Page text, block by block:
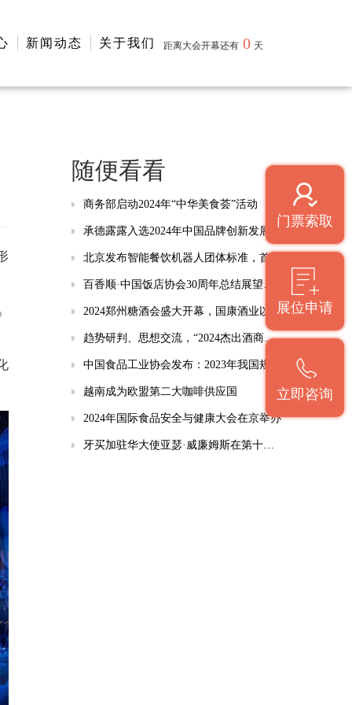
新闻动态 关于我们 距离大会开幕还有 0 天
门票索取
展位申请
立即咨询
随便看看
商务部启动2024年“中华美食荟”活动
承德露露入选2024年中国品牌创新发展典范
北京发布智能餐饮机器人团体标准，首张许可证同步落地
百香顺·中国饭店协会30周年总结展望大会在广州召开
2024郑州糖酒会盛大开幕，国康酒业以品质为先，引领酱酒新风潮
趋势研判、思想交流，“2024杰出酒商大会”开启酒业新篇章
中国食品工业协会发布：2023年我国规上食企实现营收9万亿元，同比增长2.5%
越南成为欧盟第二大咖啡供应国
2024年国际食品安全与健康大会在京举办
牙买加驻华大使亚瑟·威廉姆斯在第十四届北京酒店餐饮业（春季）博览会开幕式致辞